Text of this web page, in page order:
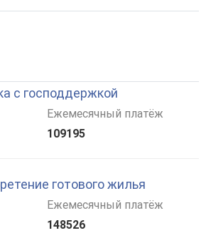
с господдержкой
Ежемесячный платёж
109195
готового жилья
Ежемесячный платёж
148526